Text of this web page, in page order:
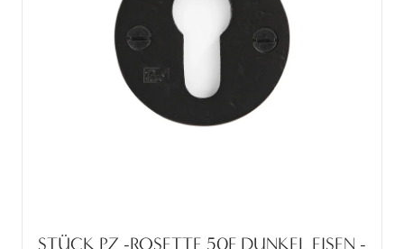
STÜCK PZ -ROSETTE 50F DUNKEL EISEN -